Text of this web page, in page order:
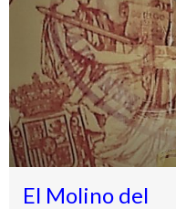
El Molino del